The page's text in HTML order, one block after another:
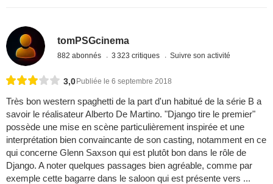
tomPSGcinema
882 abonnés 3 323 critiques Suivre son activité
3,0Publiée le 6 septembre 2018
Très bon western spaghetti de la part d'un habitué de la série B a
savoir le réalisateur Alberto De Martino. "Django tire le premier"
possède une mise en scène particulièrement inspirée et une
interprétation bien convaincante de son casting, notamment en ce
qui concerne Glenn Saxson qui est plutôt bon dans le rôle de
Django. A noter quelques passages bien agréable, comme par
exemple cette bagarre dans le saloon qui est présente vers ...